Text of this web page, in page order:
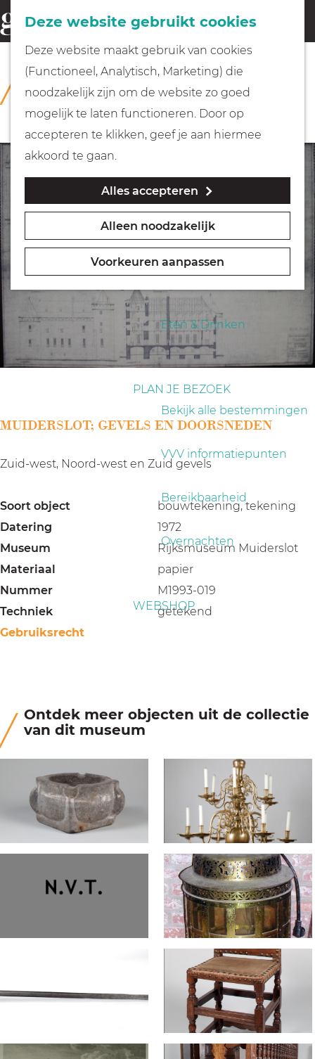
Deze website gebruikt cookies
Deze website maakt gebruik van cookies
(Functioneel, Analytisch, Marketing) die
noodzakelijk zijn om de website zo goed
mogelijk te laten functioneren. Door op
accepteren te klikken, geef je aan hiermee
akkoord te gaan.
Alles accepteren
Alleen noodzakelijk
Voorkeuren aanpassen
G
a
r
d
e
h
o
m
e
a
e
Fietsen
Wandelen
Geocachen
Naar het museum
Eten & Drinken
PLAN JE BEZOEK
Bekijk alle bestemmingen
VVV informatiepunten
Bereikbaarheid
Overnachten
WEBSHOP
o
e
k
e
n
COLLECTIE
Rijksmuseum Muiderslot
MUIDERSLOT; GEVELS EN DOORSNEDEN
Zuid-west, Noord-west en Zuid gevels
Soort object
bouwtekening, tekening
Datering
1972
Museum
Rijksmuseum Muiderslot
Materiaal
papier
Nummer
M1993-019
Techniek
getekend
Gebruiksrecht
Ontdek meer objecten uit de collectie
van dit museum